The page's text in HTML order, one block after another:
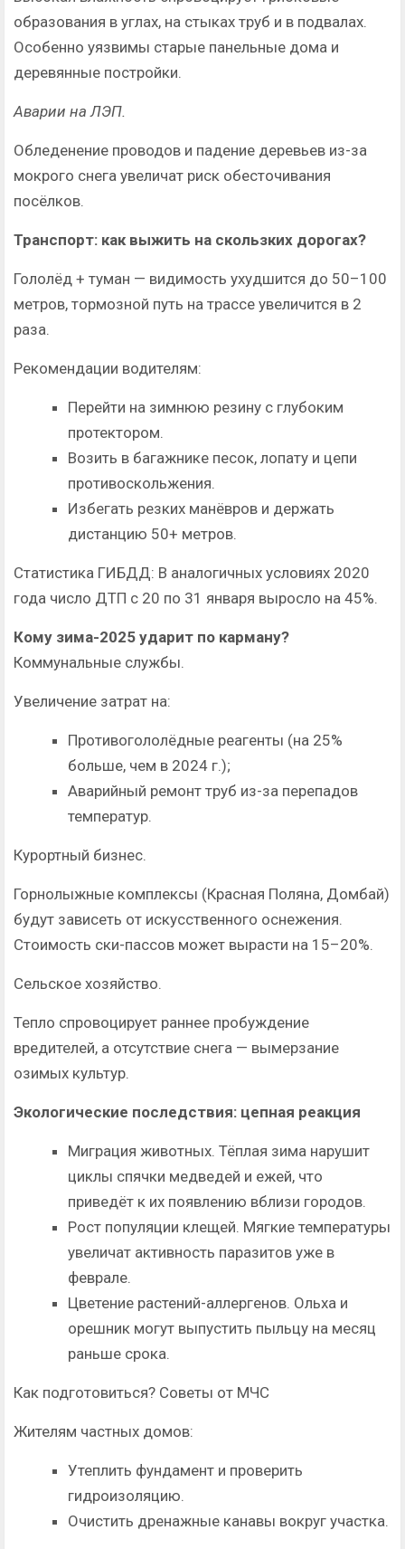
образования в углах, на стыках труб и в подвалах.
Особенно уязвимы старые панельные дома и
деревянные постройки.
Аварии на ЛЭП.
Обледенение проводов и падение деревьев из-за
мокрого снега увеличат риск обесточивания
посёлков.
Транспорт: как выжить на скользких дорогах?
Гололёд + туман — видимость ухудшится до 50–100
метров, тормозной путь на трассе увеличится в 2
раза.
Рекомендации водителям:
Перейти на зимнюю резину с глубоким
протектором.
Возить в багажнике песок, лопату и цепи
противоскольжения.
Избегать резких манёвров и держать
дистанцию 50+ метров.
Статистика ГИБДД: В аналогичных условиях 2020
года число ДТП с 20 по 31 января выросло на 45%.
Кому зима-2025 ударит по карману?
Коммунальные службы.
Увеличение затрат на:
Противогололёдные реагенты (на 25%
больше, чем в 2024 г.);
Аварийный ремонт труб из-за перепадов
температур.
Курортный бизнес.
Горнолыжные комплексы (Красная Поляна, Домбай)
будут зависеть от искусственного оснежения.
Стоимость ски-пассов может вырасти на 15–20%.
Сельское хозяйство.
Тепло спровоцирует раннее пробуждение
вредителей, а отсутствие снега — вымерзание
озимых культур.
Экологические последствия: цепная реакция
Миграция животных. Тёплая зима нарушит
циклы спячки медведей и ежей, что
приведёт к их появлению вблизи городов.
Рост популяции клещей. Мягкие температуры
увеличат активность паразитов уже в
феврале.
Цветение растений-аллергенов. Ольха и
орешник могут выпустить пыльцу на месяц
раньше срока.
Как подготовиться? Советы от МЧС
Жителям частных домов:
Утеплить фундамент и проверить
гидроизоляцию.
Очистить дренажные канавы вокруг участка.